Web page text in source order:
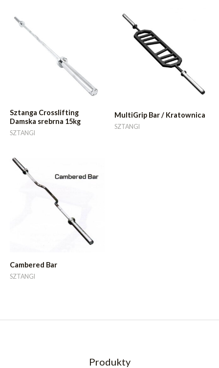
Sztanga Crosslifting
Damska srebrna 15kg
SZTANGI
MultiGrip Bar / Kratownica
SZTANGI
Cambered Bar
SZTANGI
Produkty